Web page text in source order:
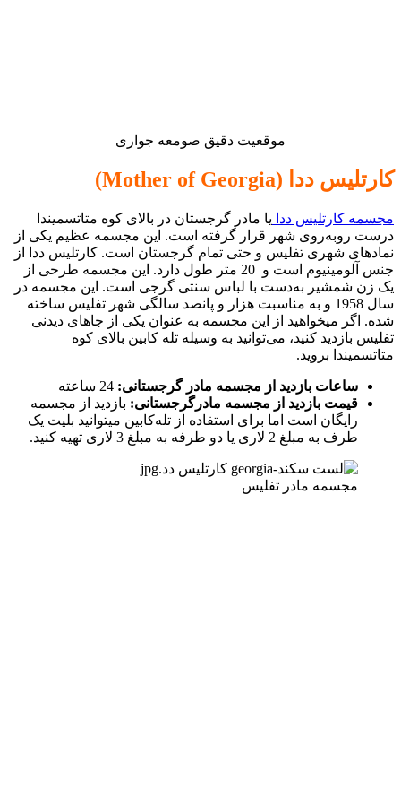
موقعیت دقیق صومعه جواری
کارتلیس ددا (Mother of Georgia)
مجسمه کارتلیس ددا یا مادر گرجستان در بالای کوه متاتسمیندا
درست روبه‌روی شهر قرار گرفته است. این مجسمه عظیم یکی از
نمادهای شهری تفلیس و حتی تمام گرجستان است. کارتلیس ددا از
جنس آلومینیوم است و 20 متر طول دارد. این مجسمه طرحی از
یک زن شمشیر به‌دست با لباس سنتی گرجی است. این مجسمه در
سال 1958 و به مناسبت هزار و پانصد سالگی شهر تفلیس ساخته
شده. اگر میخواهید از این مجسمه به عنوان یکی از جاهای دیدنی
تفلیس بازدید کنید، می‌توانید به وسیله تله کابین بالای کوه
متاتسمیندا بروید.
ساعات بازدید از مجسمه مادر گرجستانی:
قیمت بازدید از مجسمه مادرگرجستانی: بازدید از مجسمه
رایگان است اما برای استفاده از تله‌کابین میتوانید بلیت یک
طرف به مبلغ 2 لاری یا دو طرفه به مبلغ 3 لاری تهیه کنید.
مجسمه مادر تفلیس